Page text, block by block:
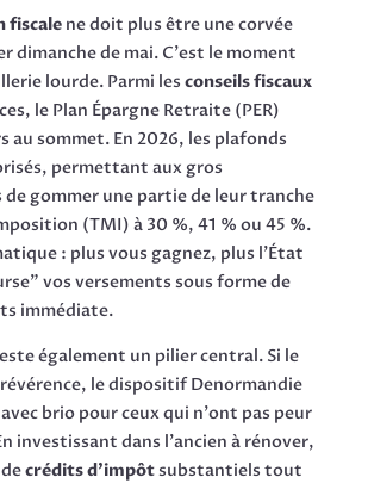
fiscalene doit plus être une corvée
dimanche de mai. C'est le moment
lourde. Parmi les conseils fiscaux
le Plan Épargne Retraite (PER)
sommet. En 2026, les plafonds
permettant aux gros
gommer une partie de leur tranche
(TMI) à 30 %, 41 % ou 45 %.
: plus vous gagnez, plus l'État
vos versements sous forme de
immédiate.
également un pilier central. Si le
le dispositif Denormandie
brio pour ceux qui n'ont pas peur
investissant dans l'ancien à rénover,
crédits d'impôtsubstantiels tout